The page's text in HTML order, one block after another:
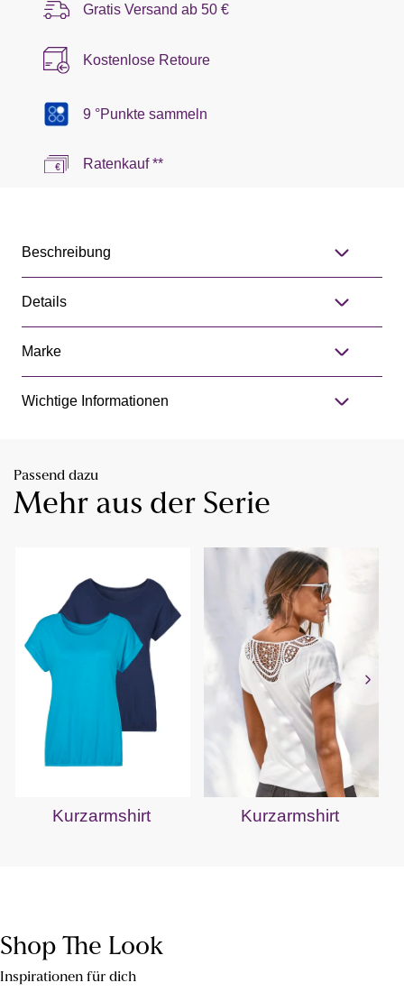
Gratis Versand ab 50 €
Kostenlose Retoure
9 °Punkte sammeln
Ratenkauf **
Beschreibung
Details
Marke
Wichtige Informationen
Passend dazu
Mehr aus der Serie
Kurzarmshirt Kurzarmshirt
Shop The Look
Inspirationen für dich